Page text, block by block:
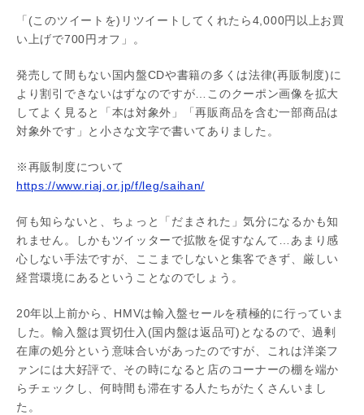
「(このツイートを)リツイートしてくれたら4,000円以上お買
い上げで700円オフ」。
発売して間もない国内盤CDや書籍の多くは法律(再販制度)に
より割引できないはずなのですが…このクーポン画像を拡大
してよく見ると「本は対象外」「再販商品を含む一部商品は
対象外です」と小さな文字で書いてありました。
※再販制度について
https://www.riaj.or.jp/f/leg/saihan/
何も知らないと、ちょっと「だまされた」気分になるかも知
れません。しかもツイッターで拡散を促すなんて…あまり感
心しない手法ですが、ここまでしないと集客できず、厳しい
経営環境にあるということなのでしょう。
20年以上前から、HMVは輸入盤セールを積極的に行っていま
した。輸入盤は買切仕入(国内盤は返品可)となるので、過剰
在庫の処分という意味合いがあったのですが、これは洋楽フ
ァンには大好評で、その時になると店のコーナーの棚を端か
らチェックし、何時間も滞在する人たちがたくさんいまし
た。